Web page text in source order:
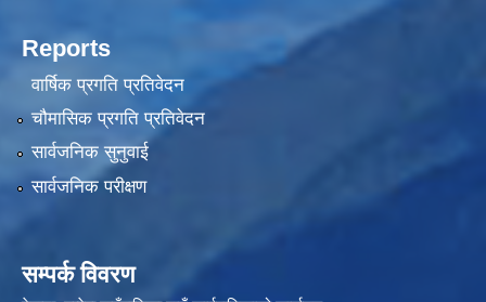
Reports
वार्षिक प्रगति प्रतिवेदन
चौमासिक प्रगति प्रतिवेदन
सार्वजनिक सुनुवाई
सार्वजनिक परीक्षण
सम्पर्क विवरण